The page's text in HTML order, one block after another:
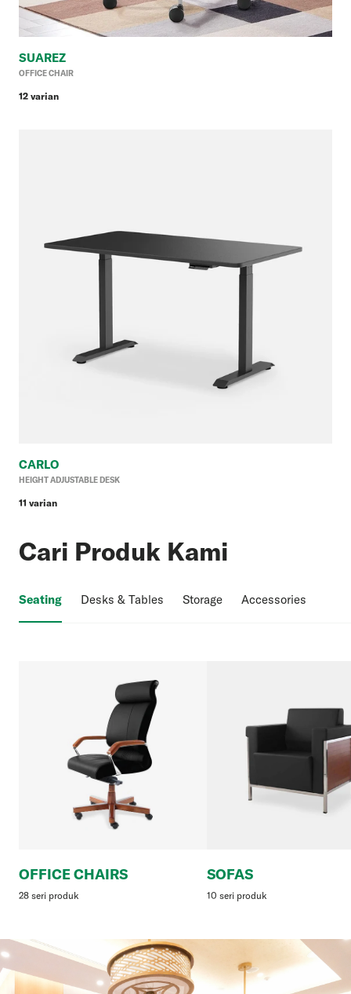
SUAREZ
OFFICE CHAIR
12 varian
CARLO
HEIGHT ADJUSTABLE DESK
11 varian
Cari Produk Kami
Seating Desks & Tables Storage Accessories
OFFICE CHAIRS
28 seri produk
SOFAS
10 seri produk